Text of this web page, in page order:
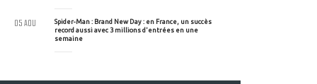
Spider-Man : Brand New Day : en France, un succès
record aussi avec 3 millions d'entrées en une
semaine
05 AOU